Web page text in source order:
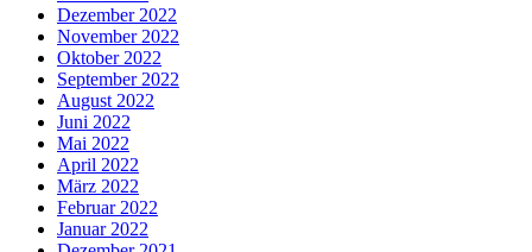
Dezember 2022
November 2022
Oktober 2022
September 2022
August 2022
Juni 2022
Mai 2022
April 2022
März 2022
Februar 2022
Januar 2022